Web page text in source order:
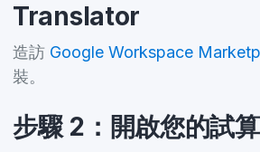
Translator
造訪 Google Workspace
裝。
步驟 2：開啟您的試